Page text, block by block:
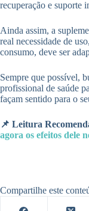
recuperação e suporte
Ainda assim, a
real necessidade de
consumo, deve ser
Sempre que possível,
profissional de saúde
façam sentido para o
📌 Leitura
agora os efeitos dele
Compartilhe este